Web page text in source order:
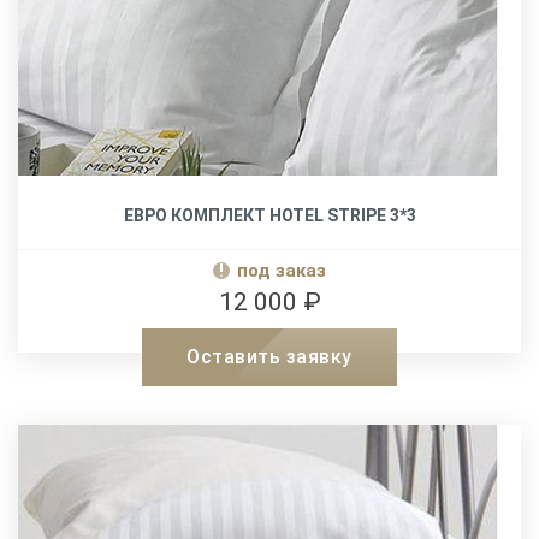
ЕВРО КОМПЛЕКТ HOTEL STRIPE 3*3
под заказ
12 000 ₽
Оставить заявку